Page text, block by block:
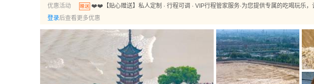
优惠活动
赠送 ❤️❤️【贴心赠送】私人定制 · 行程可调 · VIP行程管家服务·为您提供专属的吃喝玩乐，让您畅
玩随心！
登录后查看更多优惠